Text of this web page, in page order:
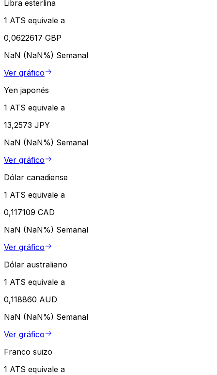
Libra esterlina
1 ATS equivale a
0,0622617 GBP
NaN (NaN%) Semanal
Ver gráfico
Yen japonés
1 ATS equivale a
13,2573 JPY
NaN (NaN%) Semanal
Ver gráfico
Dólar canadiense
1 ATS equivale a
0,117109 CAD
NaN (NaN%) Semanal
Ver gráfico
Dólar australiano
1 ATS equivale a
0,118860 AUD
NaN (NaN%) Semanal
Ver gráfico
Franco suizo
1 ATS equivale a